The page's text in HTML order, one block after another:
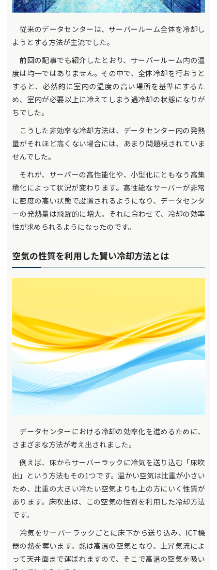
従来のデータセンターは、サーバールーム全体を冷却し
ようとする方法が主流でした。
前回の記事でも紹介 したとおり、サーバールーム内の温
度は均一ではありません。その中で、全体冷却を行おうと
すると、必然的に室内の温度の高い場所を基準にするた
め、室内が必要以上に冷えてしまう過冷却の状態になりが
ちでした。
こうした非効率な冷却方法は、データセンター内の発熱
量がそれほど高くない場合には、あまり問題視されていま
せんでした。
それが、サーバーの高性能化や、小型化にともなう高集
積化によって状況が変わります。高性能なサーバーが非常
に密度の高い状態で設置されるようになり、データセンタ
ーの発熱量は飛躍的に増大。それに合わせて、冷却の効率
性が求められるようになったのです。
空気の性質を利用した賢い冷却方法とは
データセンターにおける冷却の効率化を進めるために、
さまざまな方法が考え出されました。
例えば、床からサーバーラックに冷気を送り込む「床吹
出」という方法もその1つです。温かい空気は比重が小さい
ため、比重の大きい冷たい空気よりも上の方にいく性質が
あります。床吹出は、この空気の性質を利用した冷却方法
です。
冷気をサーバーラックごとに床下から送り込み、ICT機
器の熱を奪います。熱は高温の空気となり、上昇気流によ
って天井面まで運ばれますので、そこで高温の空気を吸い